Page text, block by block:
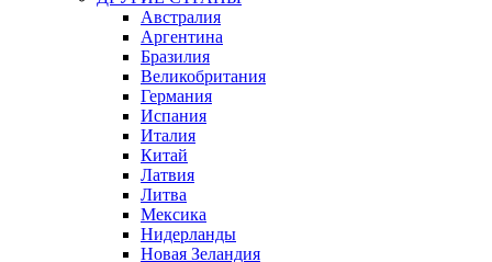
Австралия
Аргентина
Бразилия
Великобритания
Германия
Испания
Италия
Китай
Латвия
Литва
Мексика
Нидерланды
Новая Зеландия